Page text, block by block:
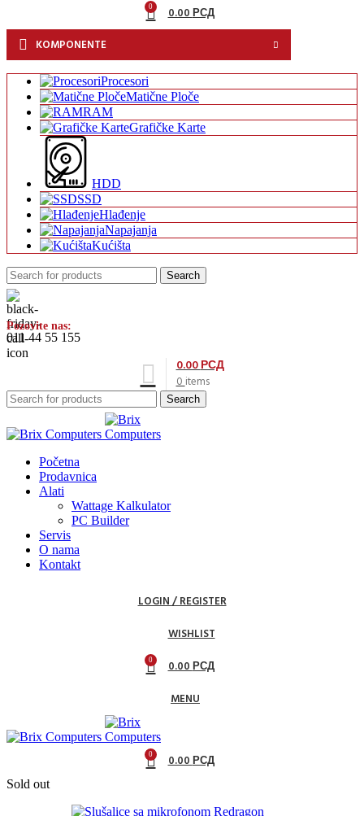
0 0.00РСД
KOMPONENTE
Procesori
Matične Ploče
RAM
Grafičke Karte
HDD
SSD
Hlađenje
Napajanja
Kućišta
Search
Pozovite nas:
011 44 55 155
0items
0.00РСД
Search
Početna
Prodavnica
Alati
Wattage Kalkulator
PC Builder
Servis
O nama
Kontakt
LOGIN / REGISTER
WISHLIST
0 0.00РСД
MENU
0 0.00РСД
Sold out